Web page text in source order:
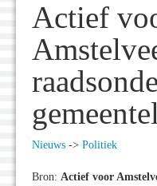
Actief
Nieuws -> Politiek
Bron: Actief voor